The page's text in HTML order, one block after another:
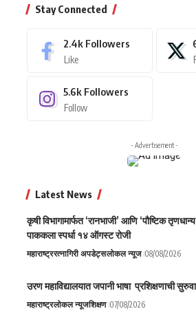
Stay Connected
2.4k Followers
Like
5.6k Followers
Follow
- Advertisement -
Latest News
कृषी विभागामार्फत ‘रानभाजी’ आणि ‘पौष्टिक
पाककला स्पर्धा १४ ऑगस्ट रोजी
महाराष्ट्ररत्नागिरी अपडेट्सलोकल न्यूज 08/08/2026
उरण महाविद्यालयात जपानी भाषा प्रशिक्षणाची
महाराष्ट्रलोकल न्यूजशिक्षण 07/08/2026